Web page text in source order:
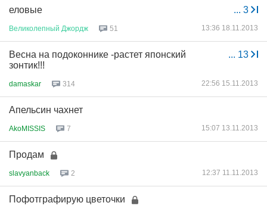
... 3
еловые
Великолепный Джордж 51 13:36 18.11.2013
... 13
Весна на подоконнике -растет японский
зонтик!!!
damaskar 314 22:56 15.11.2013
Апельсин чахнет
AkoMISSIS 7 15:07 13.11.2013
Продам
slavyanback 2 12:37 11.11.2013
Пофотграфирую цветочки